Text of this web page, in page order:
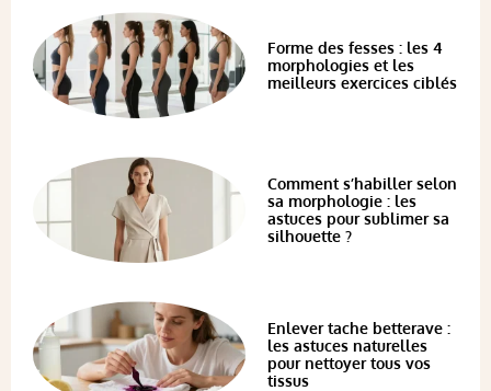
Forme des fesses : les 4
morphologies et les
meilleurs exercices ciblés
Comment s’habiller selon
sa morphologie : les
astuces pour sublimer sa
silhouette ?
Enlever tache betterave :
les astuces naturelles
pour nettoyer tous vos
tissus